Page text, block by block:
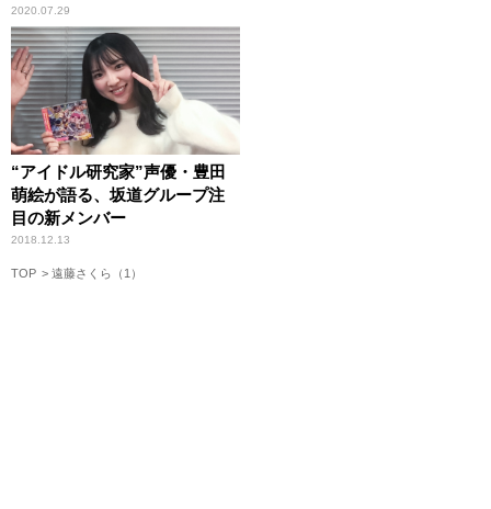
2020.07.29
“アイドル研究家”声優・豊田
萌絵が語る、坂道グループ注
目の新メンバー
2018.12.13
TOP 遠藤さくら（1）